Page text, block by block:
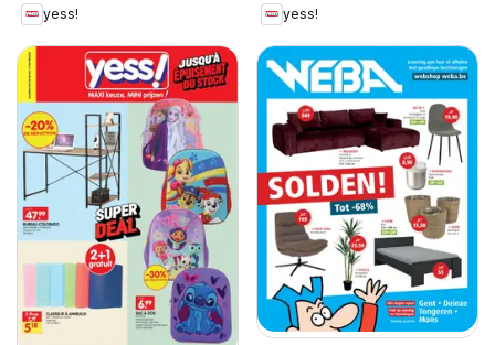
yess!
yess!